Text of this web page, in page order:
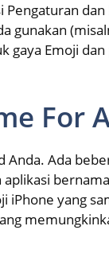
dan
gunakan
gaya Emoji dan
For
Anda. Ada
yang